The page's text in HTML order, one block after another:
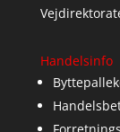
Handelsinfo